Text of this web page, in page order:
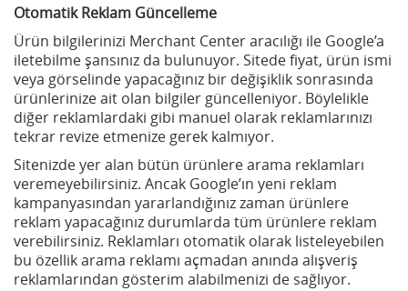
Otomatik Reklam Güncelleme
Ürün bilgilerinizi Merchant Center aracılığı ile Google’a
iletebilme şansınız da bulunuyor. Sitede fiyat, ürün ismi
veya görselinde yapacağınız bir değişiklik sonrasında
ürünlerinize ait olan bilgiler güncelleniyor. Böylelikle
diğer reklamlardaki gibi manuel olarak reklamlarınızı
tekrar revize etmenize gerek kalmıyor.
Sitenizde yer alan bütün ürünlere arama reklamları
veremeyebilirsiniz. Ancak Google’ın yeni reklam
kampanyasından yararlandığınız zaman ürünlere
reklam yapacağınız durumlarda tüm ürünlere reklam
verebilirsiniz. Reklamları otomatik olarak listeleyebilen
bu özellik arama reklamı açmadan anında alışveriş
reklamlarından gösterim alabilmenizi de sağlıyor.